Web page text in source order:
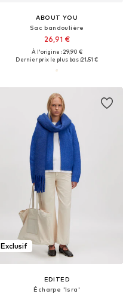
ABOUT YOU
Sac bandoulière
26,91 €
À l'origine : 29,90 €
Dernier prix le plus bas :21,51 €
Exclusif
EDITED
Écharpe 'Isra'